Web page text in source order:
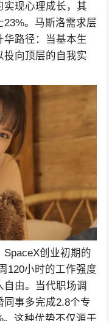
实现心理成长，其
。马斯洛需求层
华路径：当基本生
投向顶层的自我实
创业初期的
120小时的工作强度
由。当代职场调
事多完成2.8个专
这种优势不仅源于